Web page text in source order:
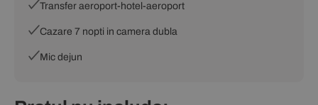
Transfer aeroport-hotel-aeroport
Cazare 7 nopti in camera dubla
Mic dejun